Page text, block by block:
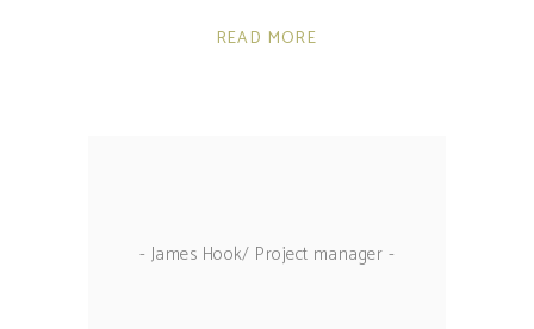
READ MORE
- James Hook/ Project manager -